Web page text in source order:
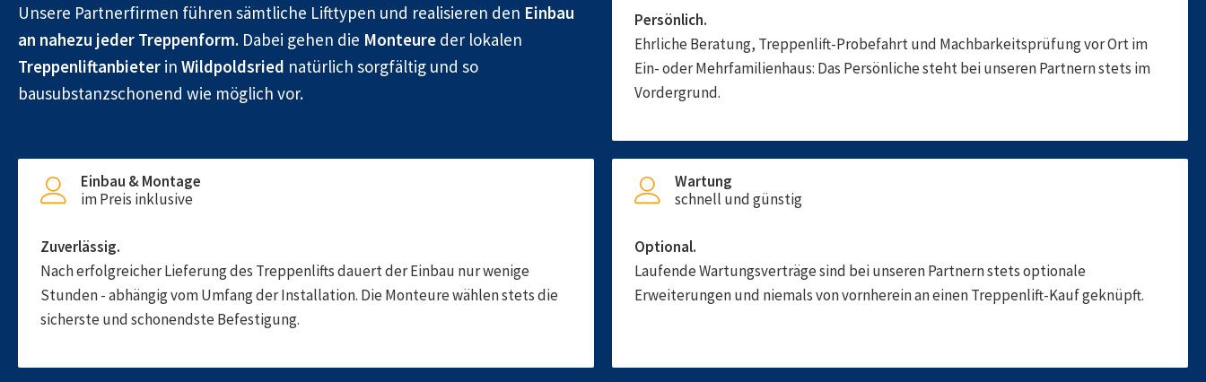
Unsere Partnerfirmen führen sämtliche Lifttypen und realisieren den Einbau
an nahezu jeder Treppenform. Dabei gehen die Monteure der lokalen
Treppenliftanbieter in Wildpoldsried natürlich sorgfältig und so
bausubstanzschonend wie möglich vor.
Persönlich.
Ehrliche Beratung, Treppenlift-Probefahrt und Machbarkeitsprüfung vor Ort im
Ein- oder Mehrfamilienhaus: Das Persönliche steht bei unseren Partnern stets im
Vordergrund.
Einbau & Montage
im Preis inklusive
Zuverlässig.
Nach erfolgreicher Lieferung des Treppenlifts dauert der Einbau nur wenige
Stunden - abhängig vom Umfang der Installation. Die Monteure wählen stets die
sicherste und schonendste Befestigung.
Wartung
schnell und günstig
Optional.
Laufende Wartungsverträge sind bei unseren Partnern stets optionale
Erweiterungen und niemals von vornherein an einen Treppenlift-Kauf geknüpft.